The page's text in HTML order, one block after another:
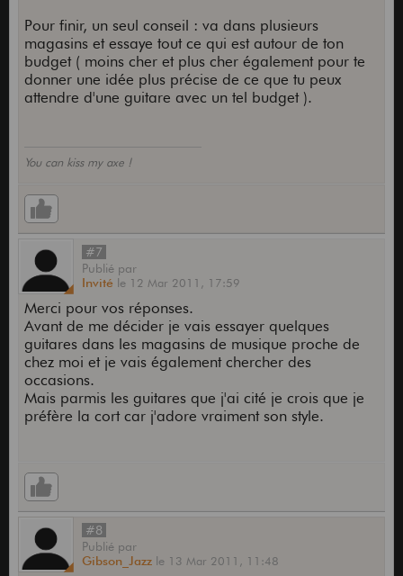
Pour finir, un seul conseil : va dans plusieurs
magasins et essaye tout ce qui est autour de ton
budget ( moins cher et plus cher également pour te
donner une idée plus précise de ce que tu peux
attendre d'une guitare avec un tel budget ).
You can kiss my axe !
#7
Publié par
Invité le 12 Mar 2011, 17:59
Merci pour vos réponses.
Avant de me décider je vais essayer quelques
guitares dans les magasins de musique proche de
chez moi et je vais également chercher des
occasions.
Mais parmis les guitares que j'ai cité je crois que je
préfère la cort car j'adore vraiment son style.
#8
Publié par
Gibson_Jazz le 13 Mar 2011, 11:48